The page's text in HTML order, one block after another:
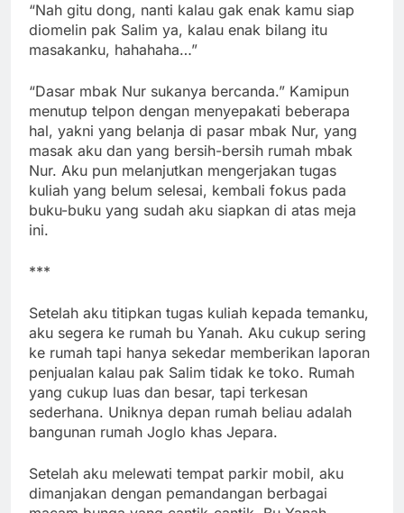
“Nah gitu dong, nanti kalau gak enak kamu siap
diomelin pak Salim ya, kalau enak bilang itu
masakanku, hahahaha…”
“Dasar mbak Nur sukanya bercanda.” Kamipun
menutup telpon dengan menyepakati beberapa
hal, yakni yang belanja di pasar mbak Nur, yang
masak aku dan yang bersih-bersih rumah mbak
Nur. Aku pun melanjutkan mengerjakan tugas
kuliah yang belum selesai, kembali fokus pada
buku-buku yang sudah aku siapkan di atas meja
ini.
***
Setelah aku titipkan tugas kuliah kepada temanku,
aku segera ke rumah bu Yanah. Aku cukup sering
ke rumah tapi hanya sekedar memberikan laporan
penjualan kalau pak Salim tidak ke toko. Rumah
yang cukup luas dan besar, tapi terkesan
sederhana. Uniknya depan rumah beliau adalah
bangunan rumah Joglo khas Jepara.
Setelah aku melewati tempat parkir mobil, aku
dimanjakan dengan pemandangan berbagai